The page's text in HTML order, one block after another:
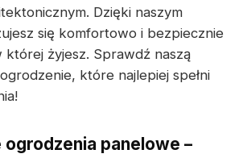
Dzięki naszym
się komfortowo i bezpiecznie
żyjesz. Sprawdź naszą
które najlepiej spełni
panelowe –